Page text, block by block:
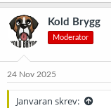
a
k
s
j
o
e
Kold Brygg
Moderator
24 Nov 2025
Janvaran skrev: